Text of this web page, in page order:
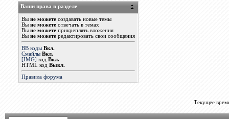
Ваши права в разделе
Вы не можетесоздавать новые темы
Вы не можетеотвечать в темах
Вы не можетеприкреплять вложения
Вы не можетередактировать свои сообщения
BB коды Вкл.
Смайлы Вкл.
[IMG] код Вкл.
HTML код Выкл.
Правила форума
Текущее